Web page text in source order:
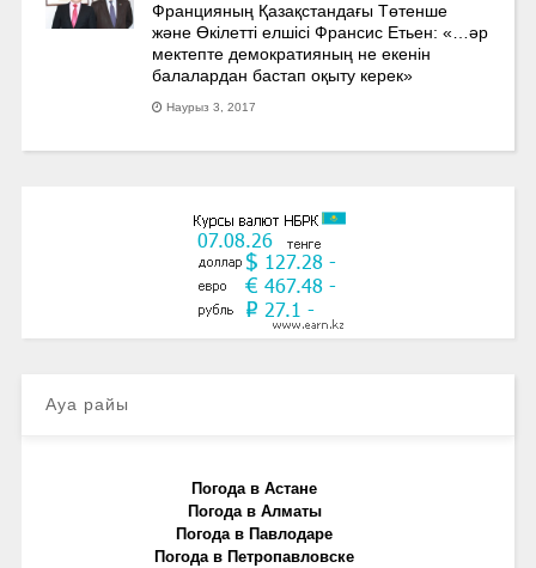
Францияның Қазақстандағы Төтенше
және Өкілетті елшісі Франсис Етьен: «…әр
мектепте демократияның не екенін
балалардан бастап оқыту керек»
Наурыз 3, 2017
Ауа райы
Погода в Астане
Погода в Алматы
Погода в Павлодаре
Погода в Петропавловске